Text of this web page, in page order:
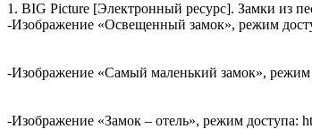
1. BIG Picture [Электронный ресурс]. Замки из
-Изображение «Освещенный замок», режим
-Изображение «Самый маленький замок», режим
-Изображение «Замок – отель», режим доступа: